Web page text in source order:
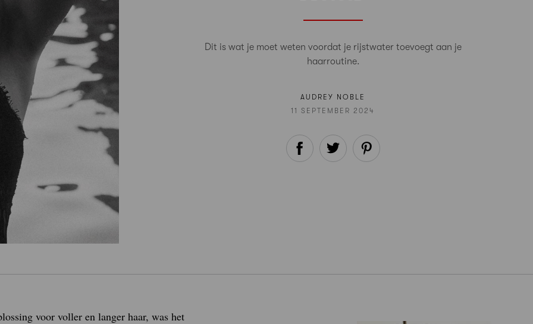
Dit is wat je moet weten voordat je rijstwater toevoegt aan je
haarroutine.
AUDREY NOBLE
11 SEPTEMBER 2024
voor voller en langer haar, was het